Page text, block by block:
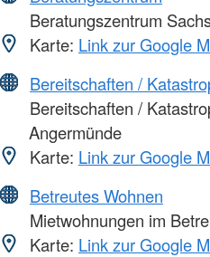
Beratungszentrum
Karte: Link zur Google
Bereitschaften /
Bereitschaften /
Angermünde
Karte: Link zur Google
Betreutes Wohnen
Mietwohnungen im
Karte: Link zur Google